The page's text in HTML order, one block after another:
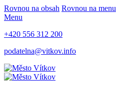
Rovnou na obsah Rovnou na menu
Menu
+420 556 312 200
podatelna@vitkov.info